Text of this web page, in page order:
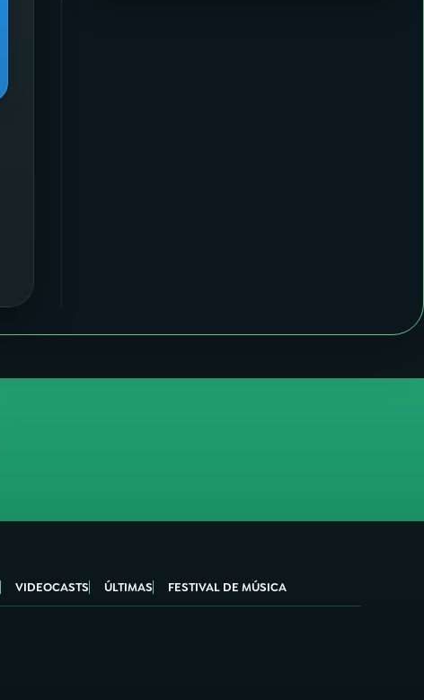
VIDEOCASTS ÚLTIMAS FESTIVAL DE MÚSICA